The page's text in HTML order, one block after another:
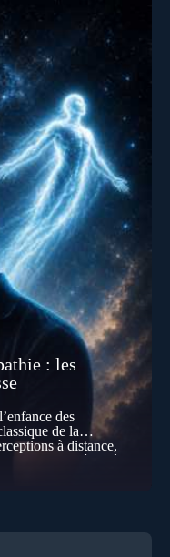
: les
des
de la
à distance,
ces phénomènes
l’espace, le temps… et